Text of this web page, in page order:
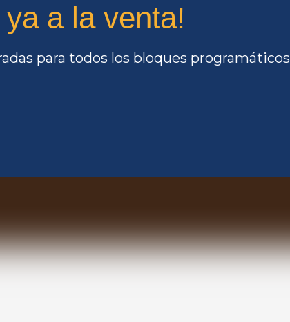
ya a la venta!
para todos los bloques programáticos